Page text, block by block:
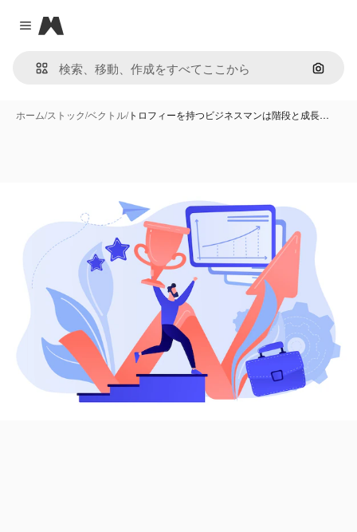
Close menu
Magnific
画像で
ホーム/ストック/ベクトル/トロフィーを持つビジネスマンは階段と成長…